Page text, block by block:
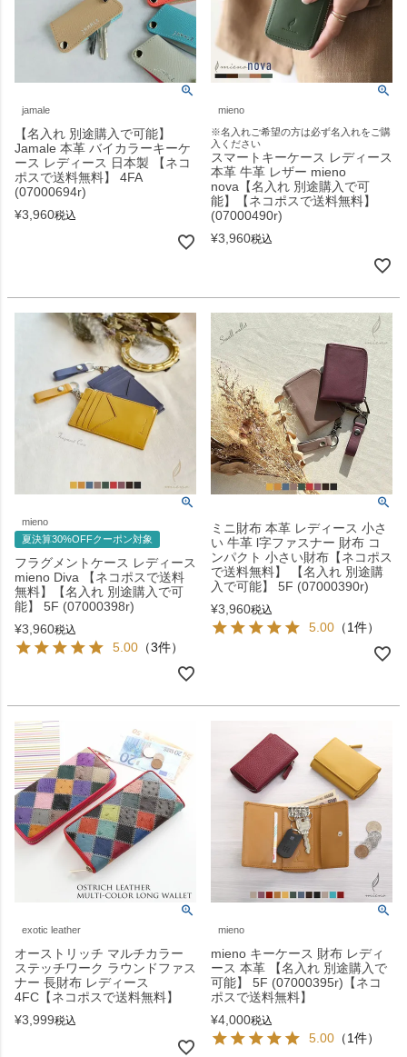
jamale
【名入れ 別途購入で可能】
Jamale 本革 バイカラーキーケ
ース レディース 日本製 【ネコ
ポスで送料無料】 4FA
(07000694r)
¥3,960税込
mieno
※名入れご希望の方は必ず名入れをご購
入ください
スマートキーケース レディース
本革 牛革 レザー mieno
nova【名入れ 別途購入で可
能】【ネコポスで送料無料】
(07000490r)
¥3,960税込
mieno
夏決算30%OFFクーポン対象
フラグメントケース レディース
mieno Diva 【ネコポスで送料
無料】【名入れ 別途購入で可
能】 5F (07000398r)
¥3,960税込
5.00 （3件）
ミニ財布 本革 レディース 小さ
い 牛革 l字ファスナー 財布 コ
ンパクト 小さい財布【ネコポス
で送料無料】 【名入れ 別途購
入で可能】 5F (07000390r)
¥3,960税込
5.00 （1件）
exotic leather
オーストリッチ マルチカラー
ステッチワーク ラウンドファス
ナー 長財布 レディース
4FC【ネコポスで送料無料】
¥3,999税込
mieno
mieno キーケース 財布 レディ
ース 本革 【名入れ 別途購入で
可能】 5F (07000395r)【ネコ
ポスで送料無料】
¥4,000税込
5.00 （1件）